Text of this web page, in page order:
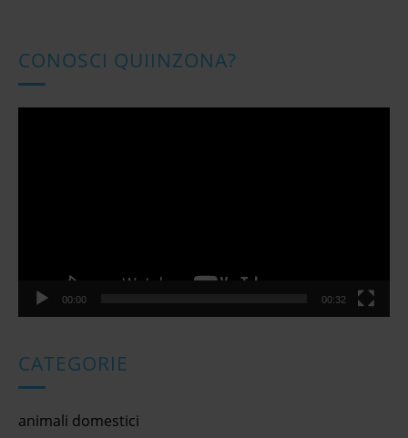
CONOSCI QUIINZONA?
00:00 00:32
CATEGORIE
animali domestici